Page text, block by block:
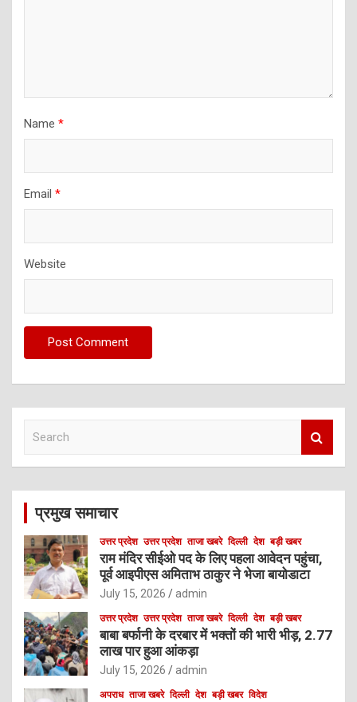
Name *
Email *
Website
c
प्रमुख समाचार
उत्तर प्रदेश उत्तर प्रदेश ताजा खबरे दिल्ली देश बड़ी खबर
राम मंदिर सीईओ पद के लिए पहला आवेदन पहुंचा,
पूर्व आइपीएस अमिताभ ठाकुर ने भेजा बायोडाटा
July 15, 2026 admin
उत्तर प्रदेश उत्तर प्रदेश ताजा खबरे दिल्ली देश बड़ी खबर
बाबा बर्फानी के दरबार में भक्तों की भारी भीड़, 2.77
लाख पार हुआ आंकड़ा
July 15, 2026 admin
अपराध ताजा खबरे दिल्ली देश बड़ी खबर विदेश